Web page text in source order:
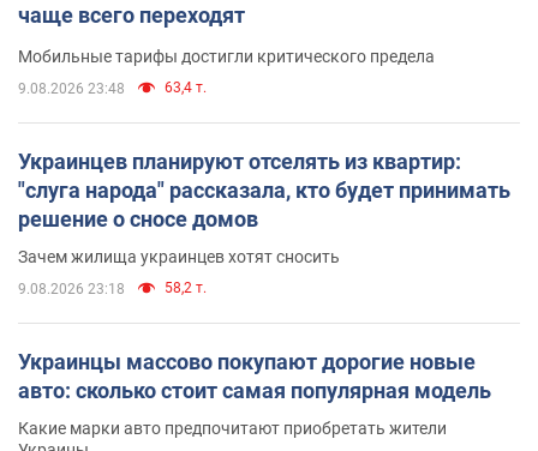
чаще всего переходят
Мобильные тарифы достигли критического предела
9.08.2026 23:48 63,4 т.
Украинцев планируют отселять из квартир:
"слуга народа" рассказала, кто будет принимать
решение о сносе домов
Зачем жилища украинцев хотят сносить
9.08.2026 23:18 58,2 т.
Украинцы массово покупают дорогие новые
авто: сколько стоит самая популярная модель
Какие марки авто предпочитают приобретать жители